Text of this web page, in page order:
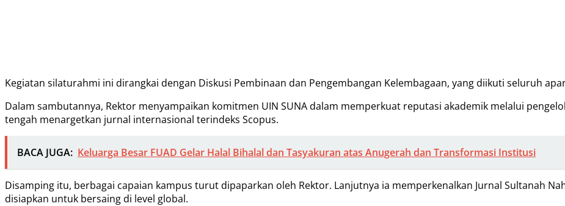
Kegiatan silaturahmi ini dirangkai dengan Diskusi Pembinaan dan Pengembangan Kelembagaan, yang diikuti seluruh
Dalam sambutannya, Rektor menyampaikan komitmen UIN SUNA dalam memperkuat reputasi akademik melalui
tengah menargetkan jurnal internasional terindeks Scopus.
BACA JUGA: Keluarga Besar FUAD Gelar Halal Bihalal dan Tasyakuran atas Anugerah dan Transformasi Institusi
Disamping itu, berbagai capaian kampus turut dipaparkan oleh Rektor. Lanjutnya ia memperkenalkan Jurnal Sultanah
disiapkan untuk bersaing di level global.